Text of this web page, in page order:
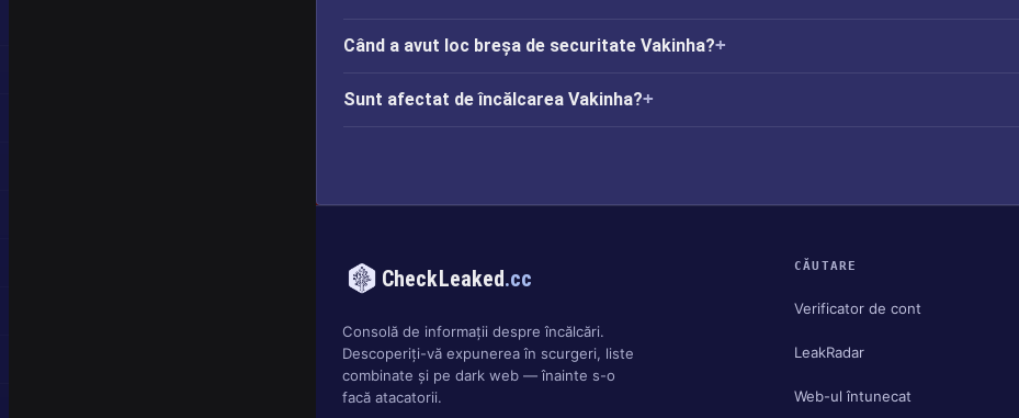
Când a avut loc breșa de securitate Vakinha?
Sunt afectat de încălcarea Vakinha?
CheckLeaked.cc
Consolă de informații despre încălcări.
Descoperiți-vă expunerea în scurgeri, liste
combinate și pe dark web — înainte s-o
facă atacatorii.
CĂUTARE
Verificator de cont
LeakRadar
Web-ul întunecat